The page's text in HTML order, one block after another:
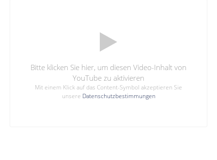
Bitte klicken Sie hier, um diesen Video-Inhalt von
YouTube zu aktivieren
Mit einem Klick auf das Content-Symbol akzeptieren Sie
unsere Datenschutzbestimmungen